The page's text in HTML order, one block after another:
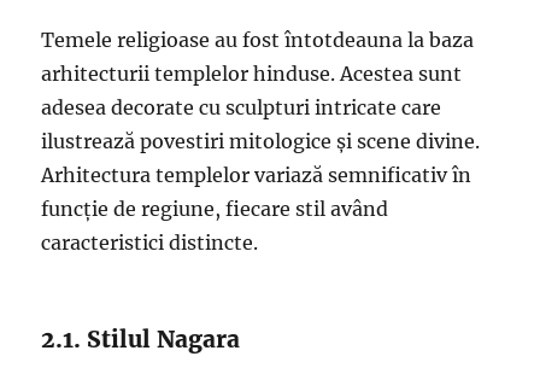
Temele religioase au fost întotdeauna la baza
arhitecturii templelor hinduse. Acestea sunt
adesea decorate cu sculpturi intricate care
ilustrează povestiri mitologice și scene divine.
Arhitectura templelor variază semnificativ în
funcție de regiune, fiecare stil având
caracteristici distincte.
2.1. Stilul Nagara